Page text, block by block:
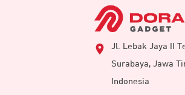
Jl. Lebak Jaya II
Surabaya, Jawa
Indonesia